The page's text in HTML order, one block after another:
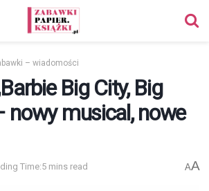
– wiadomości
Big City, Big
nowy musical, nowe
Time:5 mins read AA